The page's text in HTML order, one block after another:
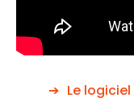
Le logiciel